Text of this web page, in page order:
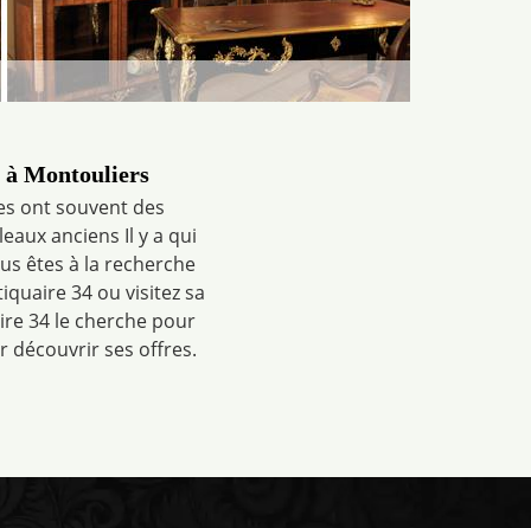
à Montouliers
ont souvent des
anciens Il y a qui
êtes à la recherche
34 ou visitez sa
34 le cherche pour
découvrir ses offres.